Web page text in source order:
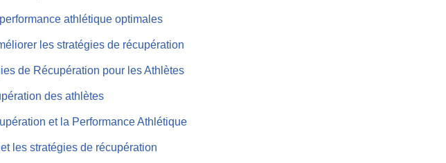
athlétique optimales
les stratégies de récupération
de Récupération pour les Athlètes
des athlètes
et la Performance Athlétique
les stratégies de récupération